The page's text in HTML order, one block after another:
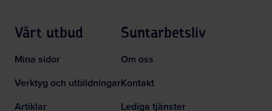
Vårt utbud
Mina sidor
Verktyg och utbildningar
Artiklar
Suntarbetsliv
Om oss
Kontakt
Lediga tjänster